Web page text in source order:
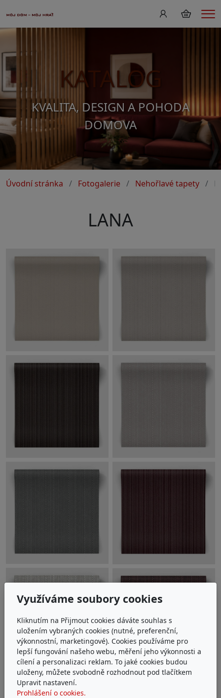
KATALOG
KVALITA, DESIGN A POHODA
DOMOVA
Úvodní stránka Fotogalerie Nehořlavé tapety
LANA
Využíváme soubory cookies
Kliknutím na Přijmout cookies dáváte souhlas s
uložením vybraných cookies (nutné, preferenční,
výkonnostní, marketingové). Cookies používáme pro
lepší fungování našeho webu, měření jeho výkonnosti a
cílení a personalizaci reklam. To jaké cookies budou
uloženy, můžete svobodně rozhodnout pod tlačítkem
Upravit nastavení.
Prohlášení o cookies.